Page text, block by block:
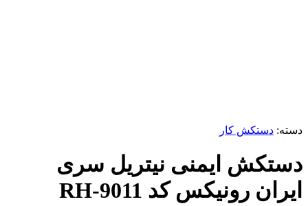
دسته: دستکش کار
دستکش ایمنی نیتریل سری
ایران رونیکس کد RH-9011